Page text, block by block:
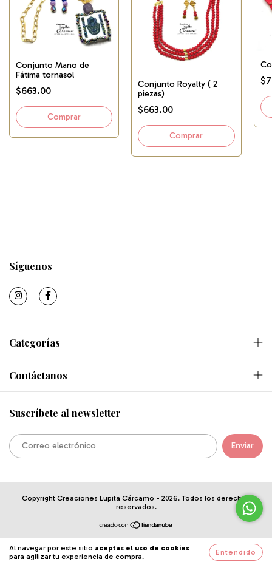
Al navegar por este sitio aceptas el uso de cookies
para agilizar tu experiencia de compra.
Entendido
Conjunto Mano de
Fátima tornasol
$663.00
Conjunto Royalty ( 2
piezas)
$663.00
Síguenos
Categorías
Contáctanos
Suscríbete al newsletter
Copyright Creaciones Lupita Cárcamo - 2026. Todos los derechos
reservados.